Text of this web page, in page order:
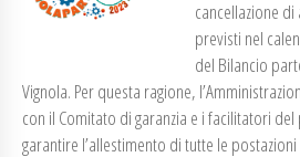
cancellazione
previsti nel
del Bilancio
Vignola. Per questa ragione,
con il Comitato di garanzia e i facilitatori
garantire l’allestimento di tutte le